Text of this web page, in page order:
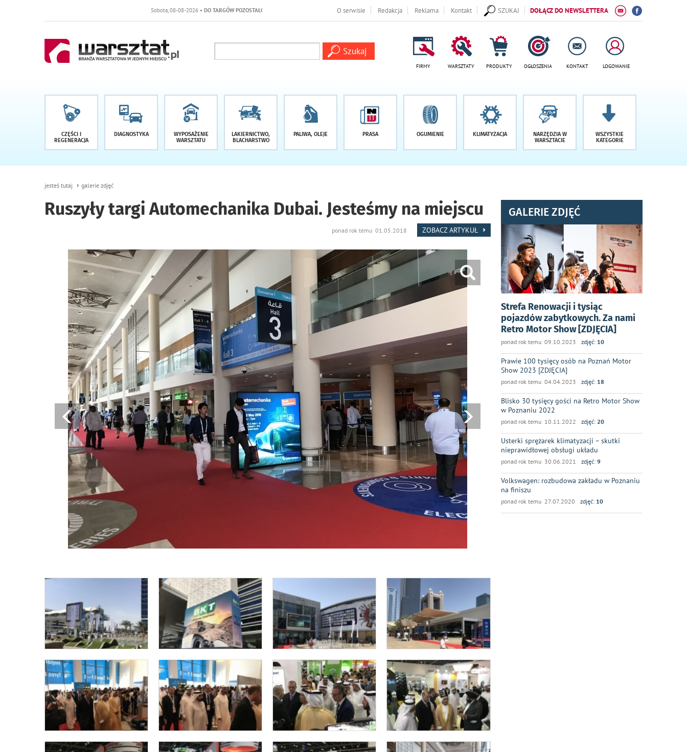
Sobota, 08-08-2026• DO TARGÓW POZOSTAŁO -1 DNI O serwisie Redakcja Reklama Kontakt DOŁĄCZ DO NEWSLETTERA
SZUKAJ
FIRMY WARSZTATY PRODUKTY OGŁOSZENIA KONTAKT LOGOWANIE
CZĘŚCI I
REGENERACJA
DIAGNOSTYKA
WYPOSAŻENIE
WARSZTATU
LAKIERNICTWO,
BLACHARSTWO
PALIWA, OLEJE PRASA OGUMIENIE KLIMATYZACJA
NARZĘDZIA W
WARSZTACIE
WSZYSTKIE
KATEGORIE
jesteś tutaj galerie zdjęć
Ruszyły targi Automechanika Dubai. Jesteśmy na miejscu
ponad rok temu 01.05.2018 ZOBACZ ARTYKUŁ
GALERIE ZDJĘĆ
Strefa Renowacji i tysiąc
pojazdów zabytkowych. Za nami
Retro Motor Show [ZDJĘCIA]
ponad rok temu 09.10.2023 zdjęć: 10
Prawie 100 tysięcy osób na Poznań Motor
Show 2023 [ZDJĘCIA]
ponad rok temu 04.04.2023 zdjęć: 18
Blisko 30 tysięcy gości na Retro Motor Show
w Poznaniu 2022
ponad rok temu 10.11.2022 zdjęć: 20
Usterki sprężarek klimatyzacji – skutki
nieprawidłowej obsługi układu
ponad rok temu 30.06.2021 zdjęć: 9
Volkswagen: rozbudowa zakładu w Poznaniu
na finiszu
ponad rok temu 27.07.2020 zdjęć: 10